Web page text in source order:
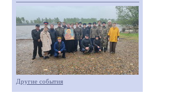
Другие события